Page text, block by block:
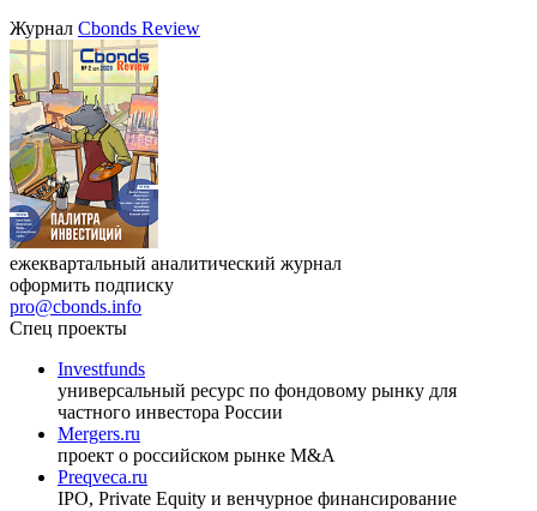
Журнал Cbonds Review
ежеквартальный аналитический журнал
оформить подписку
pro@cbonds.info
Спец проекты
Investfunds
универсальный ресурс по фондовому рынку для
частного инвестора России
Mergers.ru
проект о российском рынке M&A
Preqveca.ru
IPO, Private Equity и венчурное финансирование